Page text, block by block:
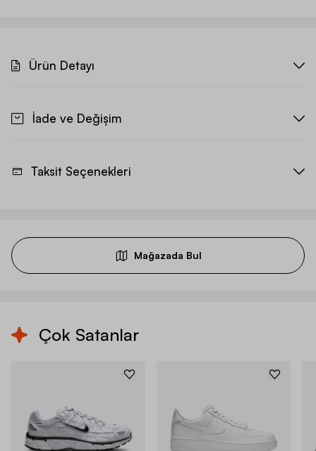
Ürün Detayı
İade ve Değişim
Taksit Seçenekleri
Mağazada Bul
Çok Satanlar